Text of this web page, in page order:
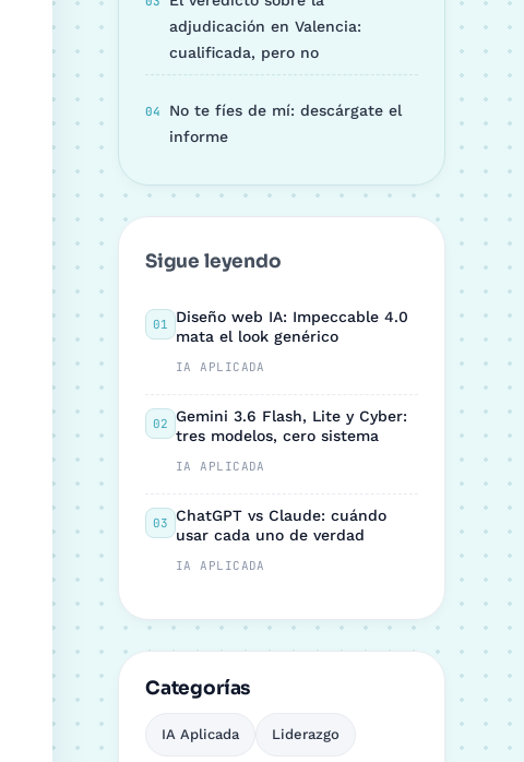
adjudicación en Valencia:
cualificada, pero no
No te fíes de mí: descárgate el
informe
Sigue leyendo
01
Diseño web IA: Impeccable 4.0
mata el look genérico
IA APLICADA
02 Gemini 3.6 Flash, Lite y Cyber:
tres modelos, cero sistema
IA APLICADA
03 ChatGPT vs Claude: cuándo
usar cada uno de verdad
IA APLICADA
Categorías
IA Aplicada Liderazgo